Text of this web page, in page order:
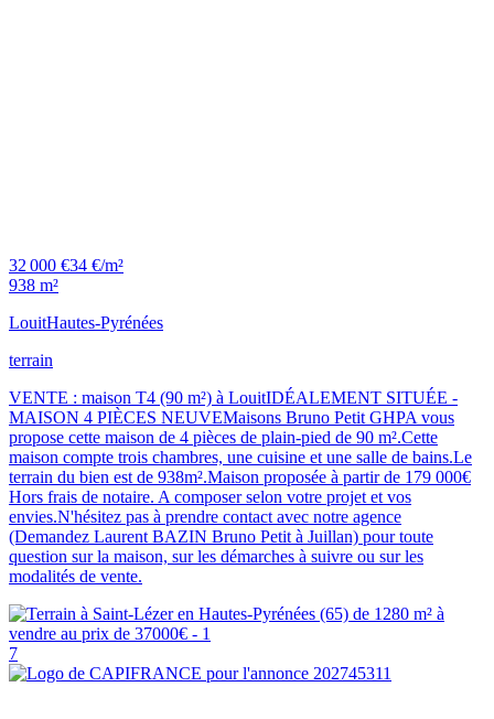
32 000 €34 €/m²
938 m²
LouitHautes-Pyrénées
terrain
VENTE : maison T4 (90 m²) à LouitIDÉALEMENT SITUÉE -
MAISON 4 PIÈCES NEUVEMaisons Bruno Petit GHPA vous
propose cette maison de 4 pièces de plain-pied de 90 m².Cette
maison compte trois chambres, une cuisine et une salle de bains.Le
terrain du bien est de 938m².Maison proposée à partir de 179 000€
Hors frais de notaire. A composer selon votre projet et vos
envies.N'hésitez pas à prendre contact avec notre agence
(Demandez Laurent BAZIN Bruno Petit à Juillan) pour toute
question sur la maison, sur les démarches à suivre ou sur les
modalités de vente.
7